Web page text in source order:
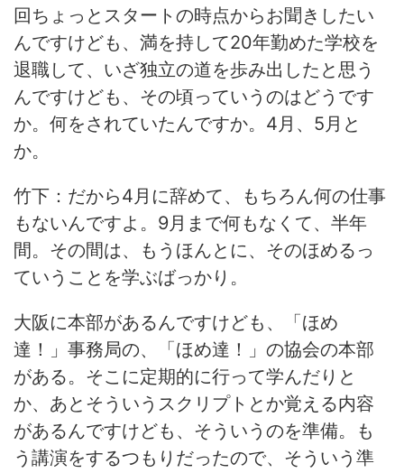
回ちょっとスタートの時点からお聞きしたい
んですけども、満を持して20年勤めた学校を
退職して、いざ独立の道を歩み出したと思う
んですけども、その頃っていうのはどうです
か。何をされていたんですか。4月、5月と
か。
竹下：だから4月に辞めて、もちろん何の仕事
もないんですよ。9月まで何もなくて、半年
間。その間は、もうほんとに、そのほめるっ
ていうことを学ぶばっかり。
大阪に本部があるんですけども、「ほめ
達！」事務局の、「ほめ達！」の協会の本部
がある。そこに定期的に行って学んだりと
か、あとそういうスクリプトとか覚える内容
があるんですけども、そういうのを準備。も
う講演をするつもりだったので、そういう準